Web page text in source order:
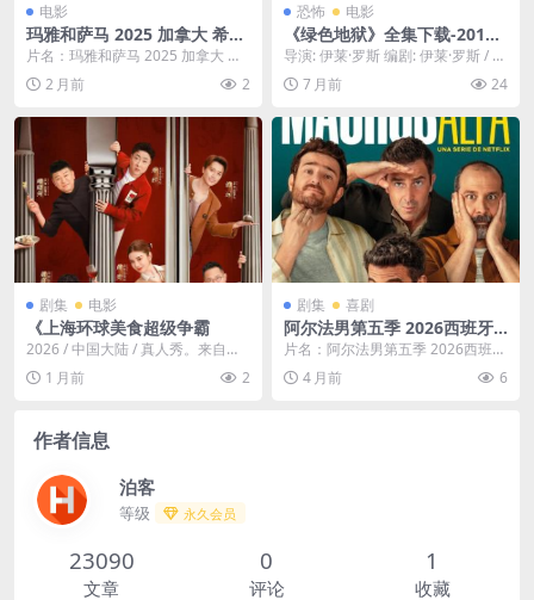
电影
玛雅和萨马 2025 加拿大 希腊
南非 剧情 中字 电影 网盘在线
看
片名：玛雅和萨马 2025 加拿大 希
腊 南非 剧情 中字 电影 网盘在线看
分...2 月前 2
恐怖 电影
《绿色地狱》全集下载-2013-
1080P暗网级稀有度 – 恐怖/冒
险 – [US][夸克]
导演: 伊莱·罗斯 编剧: 伊莱·罗斯 / 吉
列尔莫·阿莫依托 又名: 食人炼狱...
7 月前 24
剧集 电影
《上海环球美食超级争霸
2026 / 中国大陆 / 真人秀。来自中
国、法国、意大利、英国、巴西、
秘鲁、墨...
1 月前 2
剧集 喜剧
阿尔法男第五季 2026西班牙
喜剧 全季中字高清在线观看
片名：阿尔法男第五季 2026西班牙
喜剧 全季中字高清在线观看 分类：
剧集 又名...
4 月前 6
作者信息
泊客
等级 永久会员
23090
文章
0
评论
1
收藏